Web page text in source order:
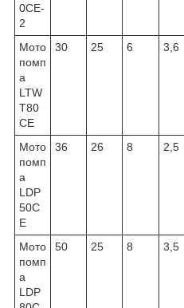
0CE-
2
Мото
помп
а
LTW
T80
CE
30 25 6 3,6
Мото
помп
а
LDP
50C
E
36 26 8 2,5
Мото
помп
а
LDP
50 25 8 3,5